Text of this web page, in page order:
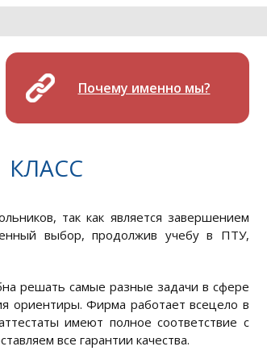
Почему именно мы?
КЛАСС
так как является завершением
выбор, продолжив учебу в ПТУ,
решать самые разные задачи в сфере
ориентиры. Фирма работает всецело в
имеют полное соответствие с
все гарантии качества.